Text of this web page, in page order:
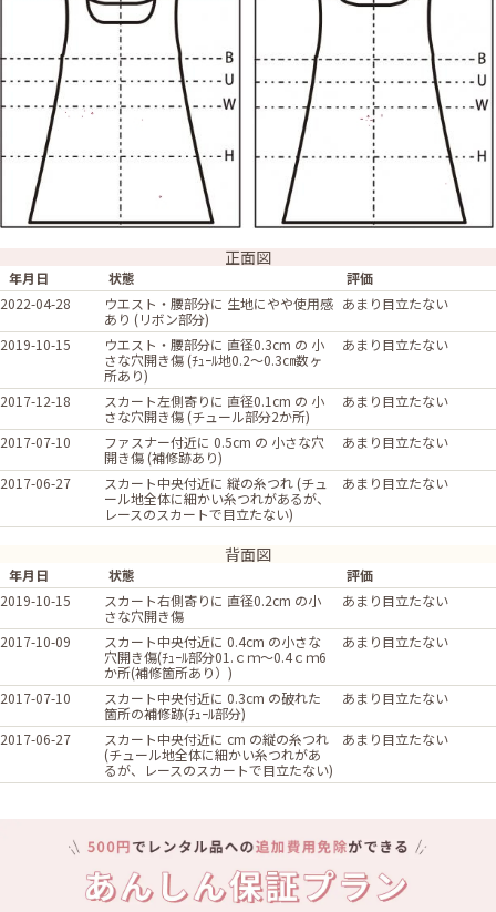
正面図
年月日 状態
評価
2022-04-28
ウエスト・腰部分に 生地にやや使用感
あり (リボン部分)
あまり目立たない
2019-10-15
ウエスト・腰部分に 直径0.3cm の 小
さな穴開き傷 (ﾁｭｰﾙ地0.2～0.3㎝数ヶ
所あり)
あまり目立たない
2017-12-18
スカート左側寄りに 直径0.1cm の 小
さな穴開き傷 (チュール部分2か所)
あまり目立たない
2017-07-10
ファスナー付近に 0.5cm の 小さな穴
開き傷 (補修跡あり)
あまり目立たない
2017-06-27
スカート中央付近に 縦の糸つれ (チュ
ール地全体に細かい糸つれがあるが、
レースのスカートで目立たない)
あまり目立たない
背面図
年月日 状態
評価
2019-10-15
スカート右側寄りに 直径0.2cm の小
さな穴開き傷
あまり目立たない
2017-10-09
スカート中央付近に 0.4cm の小さな
穴開き傷(ﾁｭｰﾙ部分01.ｃｍ～0.4ｃｍ6
か所(補修箇所あり）)
あまり目立たない
2017-07-10
スカート中央付近に 0.3cm の破れた
箇所の補修跡(ﾁｭｰﾙ部分)
あまり目立たない
2017-06-27
スカート中央付近に cm の縦の糸つれ
(チュール地全体に細かい糸つれがあ
るが、レースのスカートで目立たない)
あまり目立たない